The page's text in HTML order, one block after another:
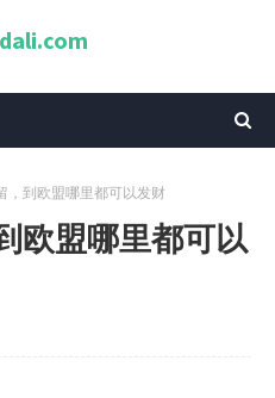
，到欧盟哪里都可以发财
欧盟哪里都可以